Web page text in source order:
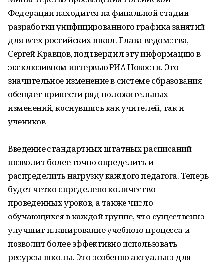
Федерации находится на финальной стадии
разработки унифицированного графика занятий
для всех российских школ. Глава ведомства,
Сергей Кравцов, подтвердил эту информацию в
эксклюзивном интервью РИА Новости. Это
значительное изменение в системе образования
обещает принести ряд положительных
изменений, коснувшись как учителей, так и
учеников.
Введение стандартных штатных расписаний
позволит более точно определить и
распределить нагрузку каждого педагога. Теперь
будет четко определено количество
проведенных уроков, а также число
обучающихся в каждой группе, что существенно
улучшит планирование учебного процесса и
позволит более эффективно использовать
ресурсы школы. Это особенно актуально для